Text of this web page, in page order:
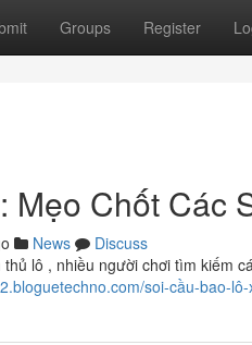
Groups Register
Mẹo Chốt Các
News
Discuss
lô , nhiều người chơi tìm kiếm
soi-cầu-bao-